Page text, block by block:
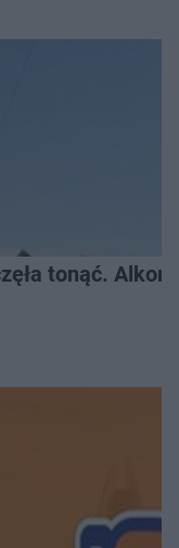
tonąć.